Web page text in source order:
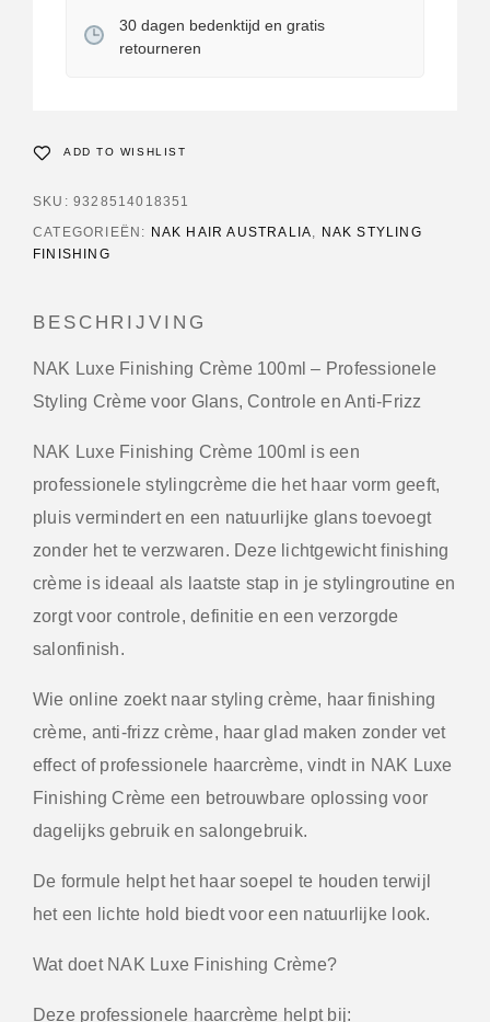
30 dagen bedenktijd en gratis
retourneren
ADD TO WISHLIST
SKU: 9328514018351
CATEGORIEËN: NAK HAIR AUSTRALIA
NAK STYLING
FINISHING
BESCHRIJVING
NAK Luxe Finishing Crème 100ml – Professionele
Styling Crème voor Glans, Controle en Anti-Frizz
NAK Luxe Finishing Crème 100ml is een
professionele stylingcrème die het haar vorm geeft,
pluis vermindert en een natuurlijke glans toevoegt
zonder het te verzwaren. Deze lichtgewicht finishing
crème is ideaal als laatste stap in je stylingroutine en
zorgt voor controle, definitie en een verzorgde
salonfinish.
Wie online zoekt naar styling crème, haar finishing
crème, anti-frizz crème, haar glad maken zonder vet
effect of professionele haarcrème, vindt in NAK Luxe
Finishing Crème een betrouwbare oplossing voor
dagelijks gebruik en salongebruik.
De formule helpt het haar soepel te houden terwijl
het een lichte hold biedt voor een natuurlijke look.
Wat doet NAK Luxe Finishing Crème?
Deze professionele haarcrème helpt bij: